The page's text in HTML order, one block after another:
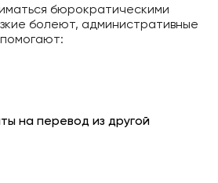
бюрократическими
болеют, административные
на перевод из другой